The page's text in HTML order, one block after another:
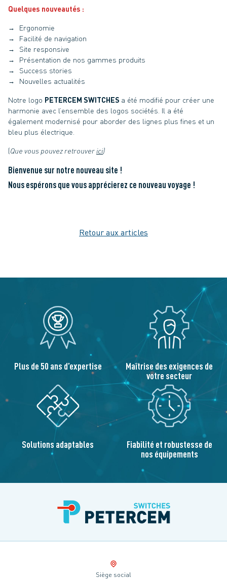
Quelques nouveautés :
Ergonomie
Facilité de navigation
Site responsive
Présentation de nos gammes produits
Success stories
Nouvelles actualités
Notre logo PETERCEM SWITCHES a été modifié pour créer une
harmonie avec l’ensemble des logos sociétés. Il a été
également modernisé pour aborder des lignes plus fines et un
bleu plus électrique.
(Que vous pouvez retrouver ici)
Bienvenue sur notre nouveau site !
Nous espérons que vous apprécierez ce nouveau voyage !
Retour aux articles
Plus de 50 ans d’expertise Maîtrise des exigences de
votre secteur
Solutions adaptables Fiabilité et robustesse de
nos équipements
Siège social